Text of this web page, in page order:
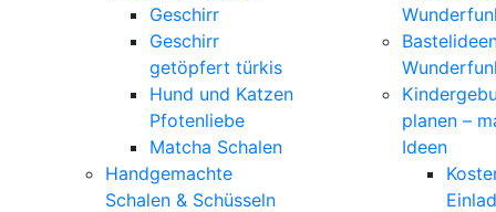
Geschirr
Geschirr
getöpfert türkis
Hund und Katzen
Pfotenliebe
Matcha Schalen
Handgemachte
Schalen & Schüsseln
planen –
Ideen